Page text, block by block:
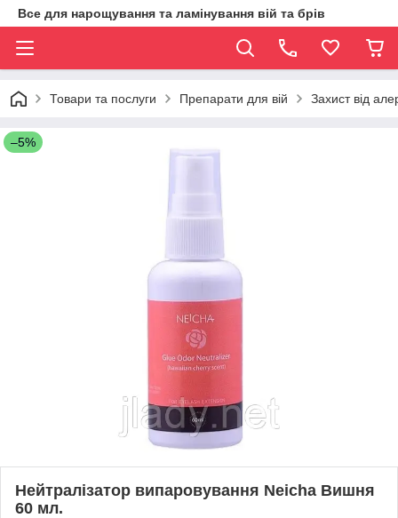
Все для нарощування та ламінування вій та брів
Товари та послуги Препарати для вій Захист від
–5%
Нейтралізатор випаровування Neicha Вишня
60 мл.